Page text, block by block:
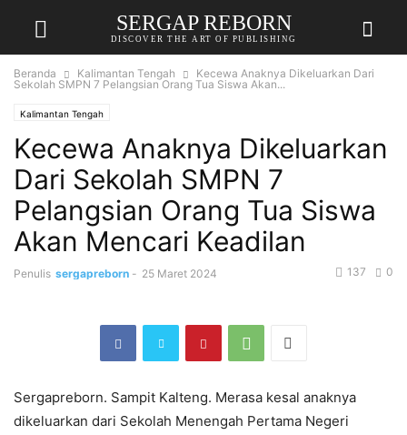
SERGAP REBORN
DISCOVER THE ART OF PUBLISHING
Beranda Kalimantan Tengah
Kecewa Anaknya Dikeluarkan Dari
Sekolah SMPN 7 Pelangsian Orang Tua Siswa Akan...
Kalimantan Tengah
Kecewa Anaknya Dikeluarkan
Dari Sekolah SMPN 7
Pelangsian Orang Tua Siswa
Akan Mencari Keadilan
Penulis sergapreborn - 25 Maret 2024 0
137
Sergapreborn. Sampit Kalteng. Merasa kesal anaknya
dikeluarkan dari Sekolah Menengah Pertama Negeri